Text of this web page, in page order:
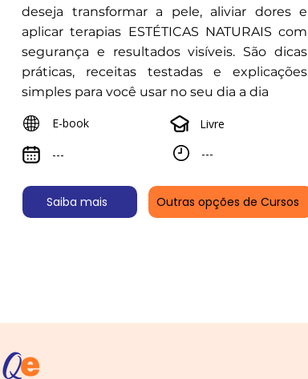
deseja transformar a pele, aliviar dores e
aplicar terapias ESTÉTICAS NATURAIS com
segurança e resultados visíveis. São dicas
práticas, receitas testadas e explicações
simples para você usar no seu dia a dia
E-book
Livre
---
---
Saiba mais Outras opções de Cursos